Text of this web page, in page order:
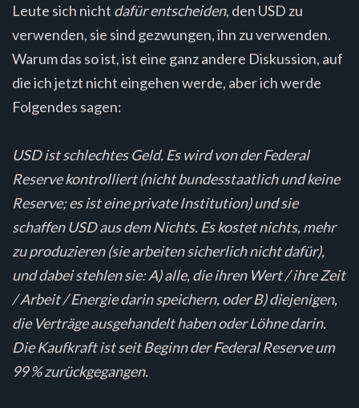
Leute sich nicht dafür entscheiden, den USD zu
verwenden, sie sind gezwungen, ihn zu verwenden.
Warum das so ist, ist eine ganz andere Diskussion, auf
die ich jetzt nicht eingehen werde, aber ich werde
Folgendes sagen:
USD ist schlechtes Geld. Es wird von der Federal
Reserve kontrolliert (nicht bundesstaatlich und keine
Reserve; es ist eine private Institution) und sie
schaffen USD aus dem Nichts. Es kostet nichts, mehr
zu produzieren (sie arbeiten sicherlich nicht dafür),
und dabei stehlen sie: A) alle, die ihren Wert / ihre Zeit
/ Arbeit / Energie darin speichern, oder B) diejenigen,
die Verträge ausgehandelt haben oder Löhne darin.
Die Kaufkraft ist seit Beginn der Federal Reserve um
99 % zurückgegangen.